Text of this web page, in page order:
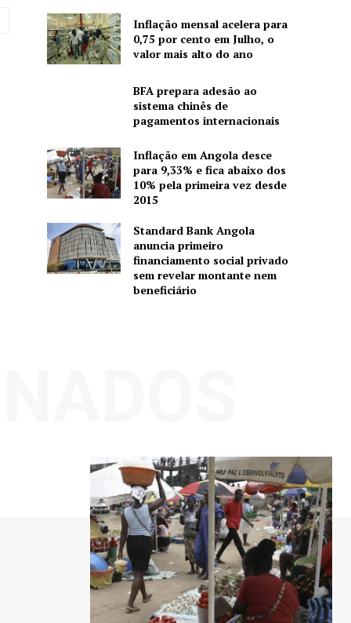
Inflação mensal acelera para
0,75 por cento em Julho, o
valor mais alto do ano
BFA prepara adesão ao
sistema chinês de
pagamentos internacionais
Inflação em Angola desce
para 9,33% e fica abaixo dos
10% pela primeira vez desde
2015
Standard Bank Angola
anuncia primeiro
financiamento social privado
sem revelar montante nem
beneficiário